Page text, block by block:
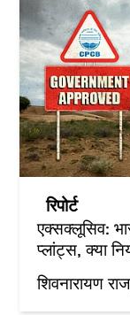
रिपोर्ट
एक्सक्लूसिव:
प्लांट्स, क्या
शिवनारायण